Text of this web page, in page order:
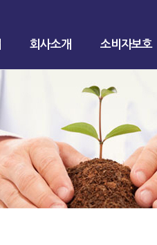
회사소개 소비자보호